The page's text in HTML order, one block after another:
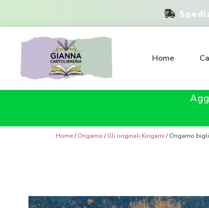
Home
Home/Origamo /Gli originali Kirigami / Origamo